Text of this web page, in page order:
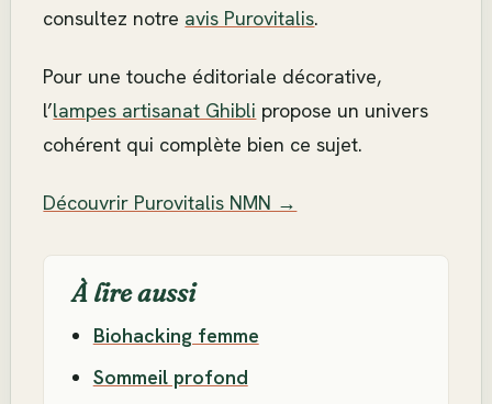
consultez notre avis Purovitalis.
Pour une touche éditoriale décorative,
l’lampes artisanat Ghibli propose un univers
cohérent qui complète bien ce sujet.
Découvrir Purovitalis NMN →
À lire aussi
Biohacking femme
Sommeil profond